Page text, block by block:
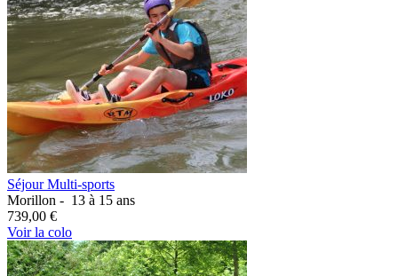
Séjour Multi-sports
Morillon - 13 à 15 ans
739,00 €
Voir la colo